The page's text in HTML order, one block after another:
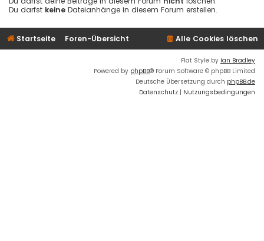
Du darfst keine Dateianhänge in diesem Forum erstellen.
Startseite Foren-Übersicht Alle Cookies löschen
Flat Style by Ian Bradley
Powered by phpBB® Forum Software © phpBB Limited
Deutsche Übersetzung durch phpBB.de
Datenschutz | Nutzungsbedingungen